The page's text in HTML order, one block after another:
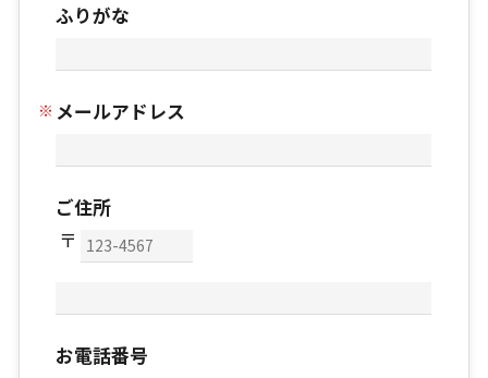
ふりがな
メールアドレス
ご住所
お電話番号